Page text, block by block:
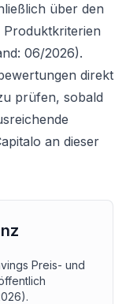
über den
Produktkriterien
06/2026).
direkt
prüfen, sobald
an dieser
Preis- und
).